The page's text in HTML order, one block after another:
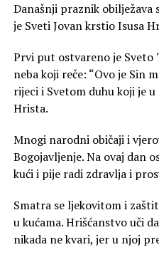
Današnji praznik obilježava
je Sveti Jovan krstio Isusa
Prvi put ostvareno je Sveto
neba koji reče: “Ovo je Sin
rijeci i Svetom duhu koji je
Hrista.
Mnogi narodni običaji i
Bogojavljenje. Na ovaj dan
kući i pije radi zdravlja i
Smatra se ljekovitom i
u kućama. Hrišćanstvo uči
nikada ne kvari, jer u njoj